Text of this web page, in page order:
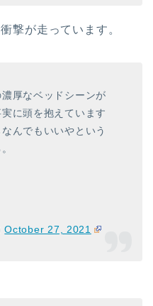
撃が走っています。
厚なベッドシーンが
に頭を抱えています
んでもいいやという
October 27, 2021